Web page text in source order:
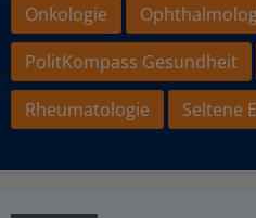
Onkologie
PolitKompass Gesundheit
Rheumatologie
Seltene